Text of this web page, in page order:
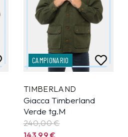
CAMPIONARIO
TIMBERLAND
Giacca Timberland
Verde tg.M
240,00 €